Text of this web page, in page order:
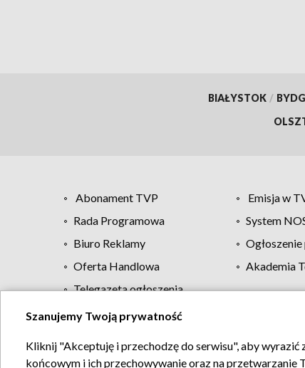
BIAŁYSTOK /
Abonament TVP Emisja w
Rada Programowa
System
Biuro Reklamy
Oferta Handlowa
Akademia
Telegazeta ogłoszenia
Regulamin TVP
Szanujemy Twoją prywatność
Kliknij "Akceptuję i przechodzę do serwisu", aby
końcowym i ich przechowywanie oraz na przetwarzanie